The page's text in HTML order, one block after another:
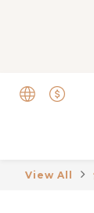
View All